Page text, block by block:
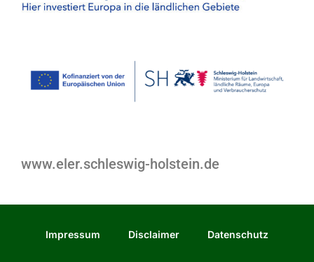
www.eler.schleswig-holstein.de
Impressum Disclaimer Datenschutz